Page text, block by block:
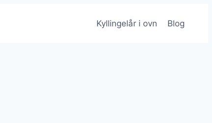
Kyllingelår i ovn Blog